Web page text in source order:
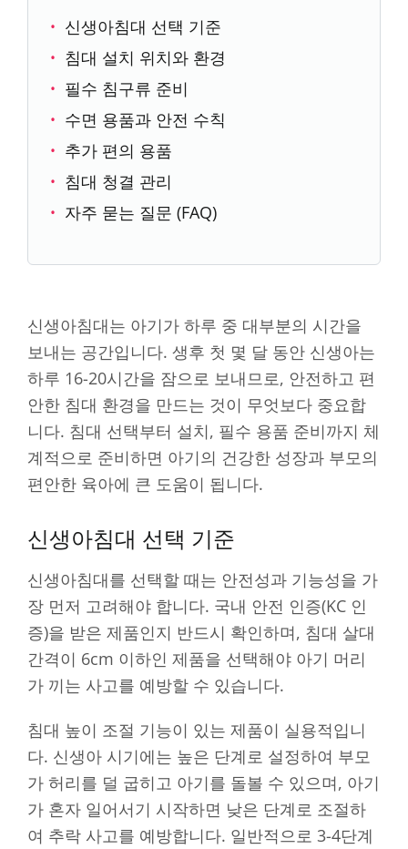
신생아침대 선택 기준
침대 설치 위치와 환경
필수 침구류 준비
수면 용품과 안전 수칙
추가 편의 용품
침대 청결 관리
자주 묻는 질문 (FAQ)
신생아침대는 아기가 하루 중 대부분의 시간을
보내는 공간입니다. 생후 첫 몇 달 동안 신생아는
하루 16-20시간을 잠으로 보내므로, 안전하고 편
안한 침대 환경을 만드는 것이 무엇보다 중요합
니다. 침대 선택부터 설치, 필수 용품 준비까지 체
계적으로 준비하면 아기의 건강한 성장과 부모의
편안한 육아에 큰 도움이 됩니다.
신생아침대 선택 기준
신생아침대를 선택할 때는 안전성과 기능성을 가
장 먼저 고려해야 합니다. 국내 안전 인증(KC 인
증)을 받은 제품인지 반드시 확인하며, 침대 살대
간격이 6cm 이하인 제품을 선택해야 아기 머리
가 끼는 사고를 예방할 수 있습니다.
침대 높이 조절 기능이 있는 제품이 실용적입니
다. 신생아 시기에는 높은 단계로 설정하여 부모
가 허리를 덜 굽히고 아기를 돌볼 수 있으며, 아기
가 혼자 일어서기 시작하면 낮은 단계로 조절하
여 추락 사고를 예방합니다. 일반적으로 3-4단계